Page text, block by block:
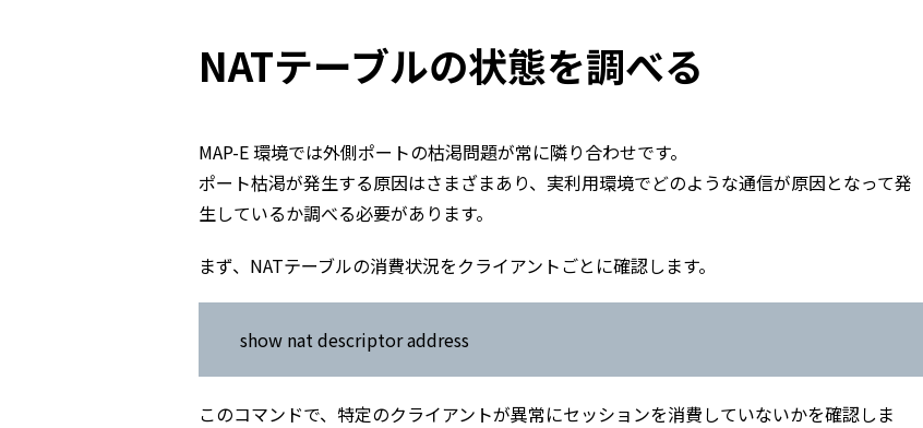
NATテーブルの状態を調べる
MAP-E 環境では外側ポートの枯渇問題が常に隣り合わせです。
ポート枯渇が発生する原因はさまざまあり、実利用環境でどのような通信が原因となって発
生しているか調べる必要があります。
まず、NATテーブルの消費状況をクライアントごとに確認します。
show nat descriptor address
このコマンドで、特定のクライアントが異常にセッションを消費していないかを確認しま